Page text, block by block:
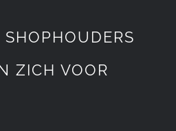
ZICH VOOR